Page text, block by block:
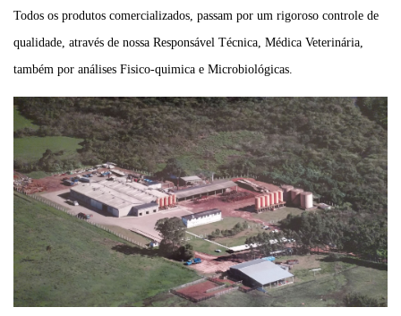
Todos os produtos comercializados, passam por um rigoroso controle de
qualidade, através de nossa Responsável Técnica, Médica Veterinária,
também por análises Fisico-quimica e Microbiológicas.